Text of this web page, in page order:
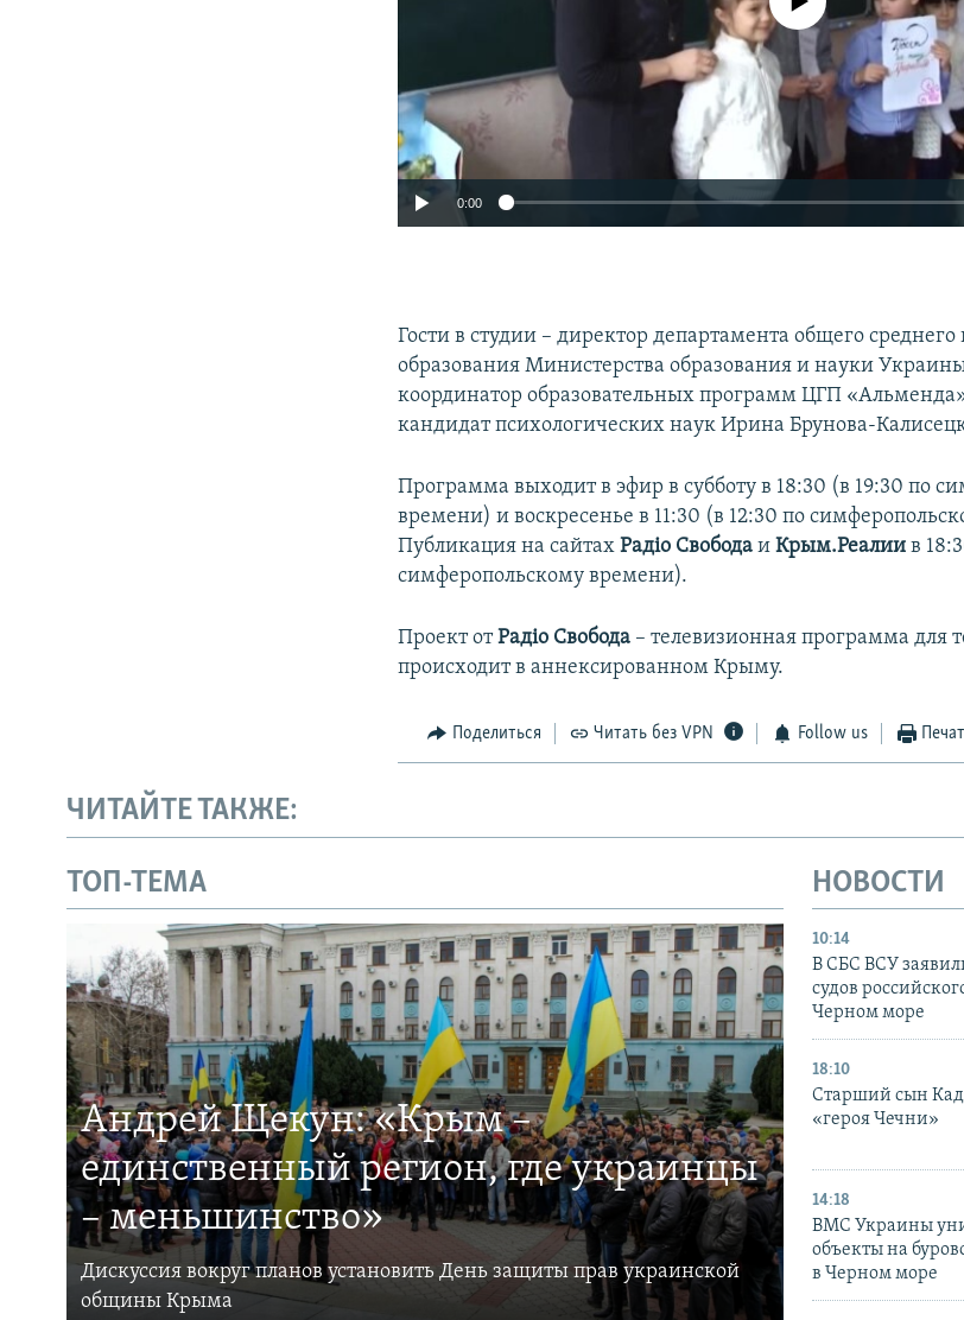
0:00
Гости в студии – директор департамента общего
образования Министерства образования и науки
координатор образовательных программ ЦГП
кандидат психологических наук Ирина Брунова-
Программа выходит в эфир в субботу в 18:30 (в 19:30 по
времени) и воскресенье в 11:30 (в 12:30 по
Публикация на сайтахРадіо Свобода иКрым.Реалии в
симферопольскому времени).
Проект отРадіо Свобода – телевизионная программа для
происходит в аннексированном Крыму.
Поделиться Читать без VPN Follow us
ЧИТАЙТЕ ТАКЖЕ:
ТОП-ТЕМА
Андрей Щекун: «Крым –
единственный регион, где украинцы
– меньшинство»
Дискуссия вокруг планов установить День защиты прав украинской
общины Крыма
НОВОСТИ
10:14
В СБС ВСУ
судов
Черном море
18:10
Старший сын
«героя Чечни»
14:18
ВМС Украины
объекты на
в Черном море